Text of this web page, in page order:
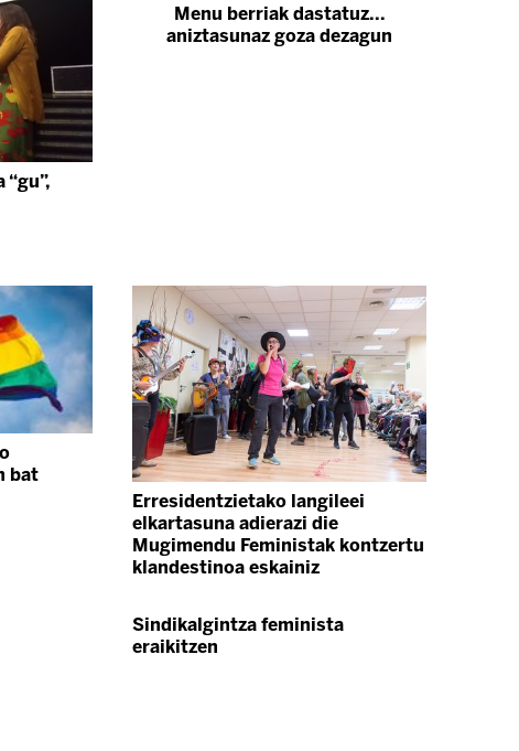
“gu”,
Menu berriak dastatuz...
aniztasunaz goza dezagun
bat
Erresidentzietako langileei
elkartasuna adierazi die
Mugimendu Feministak kontzertu
klandestinoa eskainiz
Sindikalgintza feminista
eraikitzen